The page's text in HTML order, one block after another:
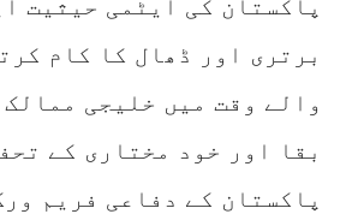
پاکستان کی ایٹمی حیثیت
برتری اور ڈھال کا کام
والے وقت میں خلیجی ممالک
بقا اور خود مختاری کے
پاکستان کے دفاعی فریم ورک